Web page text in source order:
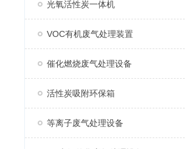
光氧活性炭一体机
VOC有机废气处理装置
催化燃烧废气处理设备
活性炭吸附环保箱
等离子废气处理设备